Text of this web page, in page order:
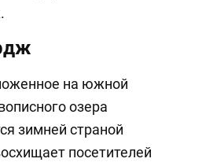
на южной
озера
зимней страной
посетителей